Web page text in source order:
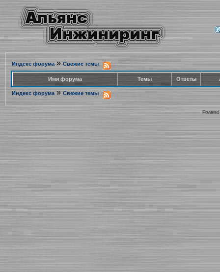
Индекс форума» Свежие темы
Имя форума Темы Ответы
Индекс форума » Свежие темы